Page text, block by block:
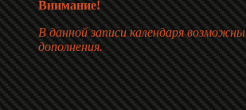
Внимание!
В данной записи календаря
дополнения.